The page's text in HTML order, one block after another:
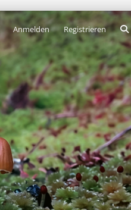
Anmelden Registrieren